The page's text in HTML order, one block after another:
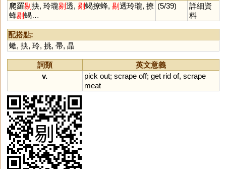
爬羅剔抉, 玲瓏剔透, 剔蝎撩蜂, 剔透玲瓏, 撩
蜂剔蝎…
(5/39)
詳細資
料
配搭點:
蠍, 抉, 玲, 挑, 帚, 晶
詞類
英文意義
v.
pick out; scrape off; get rid of, scrape
meat